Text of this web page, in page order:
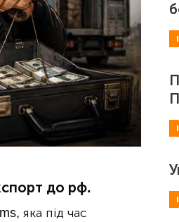
до рф.
яка під час